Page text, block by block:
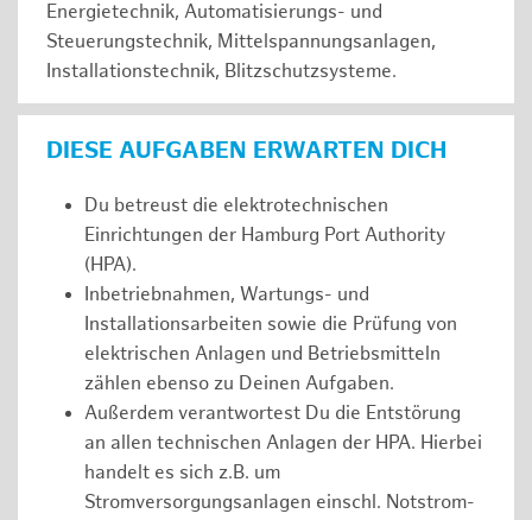
Energietechnik, Automatisierungs- und
Steuerungstechnik, Mittelspannungsanlagen,
Installationstechnik, Blitzschutzsysteme.
DIESE AUFGABEN ERWARTEN DICH
Du betreust die elektrotechnischen
Einrichtungen der Hamburg Port Authority
(HPA).
Inbetriebnahmen, Wartungs- und
Installationsarbeiten sowie die Prüfung von
elektrischen Anlagen und Betriebsmitteln
zählen ebenso zu Deinen Aufgaben.
Außerdem verantwortest Du die Entstörung
an allen technischen Anlagen der HPA. Hierbei
handelt es sich z.B. um
Stromversorgungsanlagen einschl. Notstrom-